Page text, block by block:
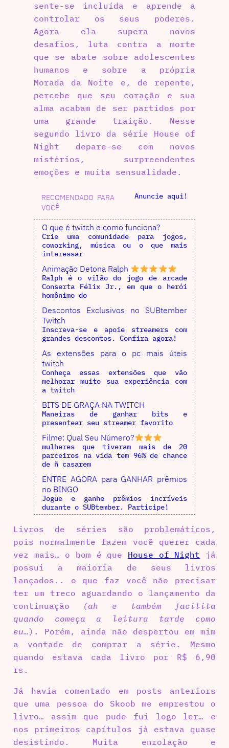
sente-se incluída e aprende a
controlar os seus poderes.
Agora ela supera novos
desafios, luta contra a morte
que se abate sobre adolescentes
humanos e sobre a própria
Morada da Noite e, de repente,
percebe que seu coração e sua
alma acabam de ser partidos por
uma grande traição. Nesse
segundo livro da série House of
Night depare-se com novos
mistérios, surpreendentes
emoções e muita sensualidade.
RECOMENDADO PARA
VOCÊ
Anuncie aqui!
O que é twitch e como funciona?
Crie uma comunidade para jogos,
coworking, música ou o que mais
interessar
Animação Detona Ralph
Ralph é o vilão do jogo de arcade
Conserta Félix Jr., em que o herói
homônimo do
Descontos Exclusivos no SUBtember
Twitch
Inscreva-se e apoie streamers com
grandes descontos. Confira agora!
As extensões para o pc mais úteis
twitch
Conheça essas extensões que vão
melhorar muito sua experiência com
a twitch
BITS DE GRAÇA NA TWITCH
Maneiras de ganhar bits e
presentear seu streamer favorito
Filme: Qual Seu Número?
mulheres que tiveram mais de 20
parceiros na vida tem 96% de chance
de ñ casarem
ENTRE AGORA para GANHAR prêmios
no BINGO
Jogue e ganhe prêmios incríveis
durante o SUBtember. Participe!
Livros de séries são problemáticos,
pois normalmente fazem você querer cada
vez mais… o bom é que House of Night já
possui a maioria de seus livros
lançados.. o que faz você não precisar
ter um treco aguardando o lançamento da
continuação
(ah e também facilita
quando começa a leitura tarde como
eu…). Porém, ainda não despertou em mim
a vontade de comprar a série. Mesmo
quando estava cada livro por R$ 6,90
rs.
Já havia comentado em posts anteriors
que uma pessoa do Skoob me emprestou o
livro… assim que pude fui logo ler… e
nos primeiros capítulos já estava quase
desistindo. Muita enrolação e